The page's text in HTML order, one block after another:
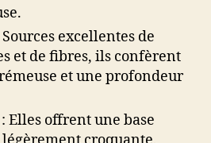
Sources excellentes de
et de fibres, ils confèrent
et une profondeur
: Elles offrent une base